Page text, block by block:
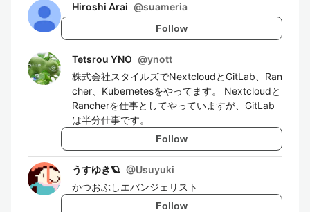
Hiroshi Arai @suameria
Follow
Tetsrou YNO @ynott
株式会社スタイルズでNextcloudとGitLab、Ran
cher、Kubernetesをやってます。 Nextcloudと
Rancherを仕事としてやっていますが、GitLab
は半分仕事です。
Follow
うすゆき🪐 @Usuyuki
かつおぶしエバンジェリスト
Follow